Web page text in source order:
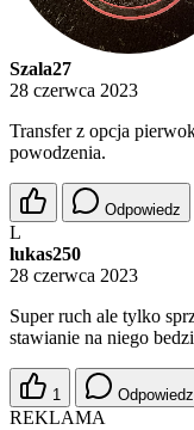
Szala27
28 czerwca 2023
Transfer z opcja
powodzenia.
Odpowiedz
L
lukas250
28 czerwca 2023
Super ruch ale tylko
stawianie na niego
1 Odpowiedz
REKLAMA